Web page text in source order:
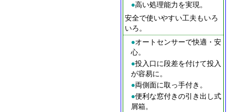
●高い処理能力を実現。
安全で使いやすい工夫もいろ
いろ。
●オートセンサーで快適・安
心。
●投入口に段差を付けて投入
が容易に。
●両側面に取っ手付き。
●便利な窓付きの引き出し式
屑箱。